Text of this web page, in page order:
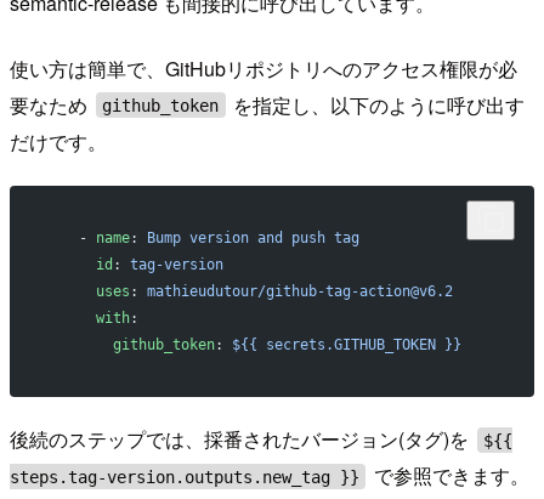
使い方は簡単で、GitHubリポジトリへのアクセス権限が必
要なため
github_token
を指定し、以下のように呼び出す
だけです。
    -
name: Bump version and push tag
      id
: tag-version
      uses
: mathieudutour/github-tag-action@v6.2
      with
:
        github_token
: ${{ secrets.GITHUB_TOKEN }}
後続のステップでは、採番されたバージョン(タグ)を
${{
steps.tag-version.outputs.new_tag }}
で参照できます。